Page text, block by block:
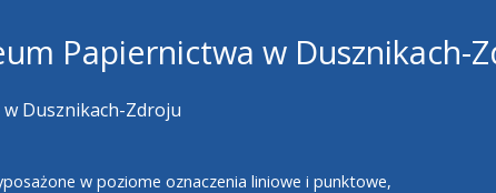
Papiernictwa w Dusznikach-
Dusznikach-Zdroju
w poziome oznaczenia liniowe i punktowe,